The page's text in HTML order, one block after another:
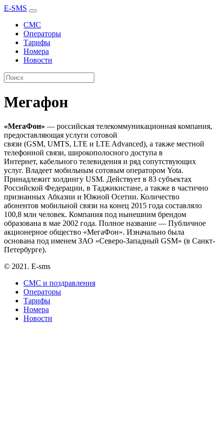
E-SMS
СМС
Операторы
Тарифы
Номера
Новости
Мегафон
«МегаФон» — российская телекоммуникационная компания,
предоставляющая услуги сотовой
связи (GSM, UMTS, LTE и LTE Advanced), а также местной
телефонной связи, широкополосного доступа в
Интернет, кабельного телевидения и ряд сопутствующих
услуг. Владеет мобильным сотовым оператором Yota.
Принадлежит холдингу USM. Действует в 83 субъектах
Российской Федерации, в Таджикистане, а также в частично
признанных Абхазии и Южной Осетии. Количество
абонентов мобильной связи на конец 2015 года составляло
100,8 млн человек. Компания под нынешним брендом
образована в мае 2002 года. Полное название — Публичное
акционерное общество «МегаФон». Изначально была
основана под именем ЗАО «Северо-Западный GSM» (в Санкт-
Петербурге).
© 2021. E-sms
СМС и поздравления
Операторы
Тарифы
Номера
Новости